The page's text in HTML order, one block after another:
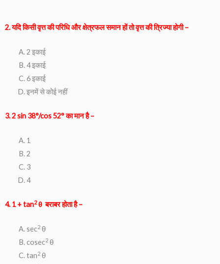
2. यदि किसी वृत्त की परिधि और क्षेत्रफल समान हों तो वृत्त की त्रिज्या होगी –
2 इकाई
4 इकाई
6 इकाई
इनमें से कोई नहीं
3. 2 sin 38°/cos 52° का मान है –
1
2
3
4
4. 1 + tan2θ बराबर होता है –
sec2θ
cosec2θ
tan2θ